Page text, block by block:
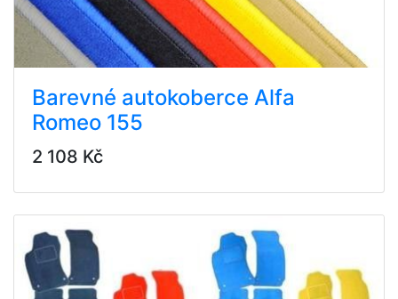
Barevné autokoberce Alfa
Romeo 155
2 108 Kč